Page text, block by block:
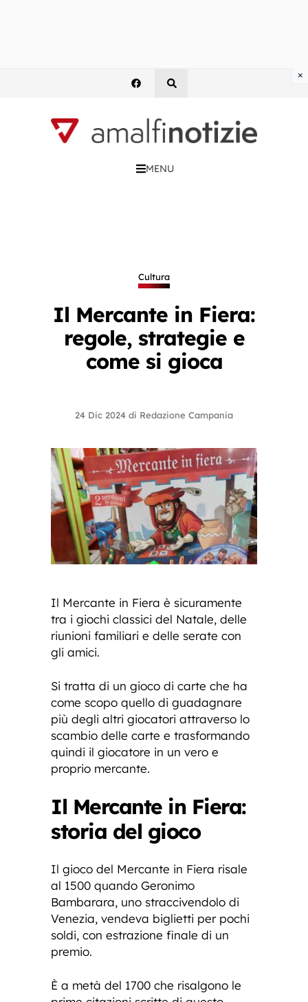
MENU
Cultura
Il Mercante in Fiera:
regole, strategie e
come si gioca
24 Dic 2024 di Redazione Campania
Il Mercante in Fiera è sicuramente
tra i giochi classici del Natale, delle
riunioni familiari e delle serate con
gli amici.
Si tratta di un gioco di carte che ha
come scopo quello di guadagnare
più degli altri giocatori attraverso lo
scambio delle carte e trasformando
quindi il giocatore in un vero e
proprio mercante.
Il Mercante in Fiera:
storia del gioco
Il gioco del Mercante in Fiera risale
al 1500 quando Geronimo
Bambarara, uno straccivendolo di
Venezia, vendeva biglietti per pochi
soldi, con estrazione finale di un
premio.
È a metà del 1700 che risalgono le
×